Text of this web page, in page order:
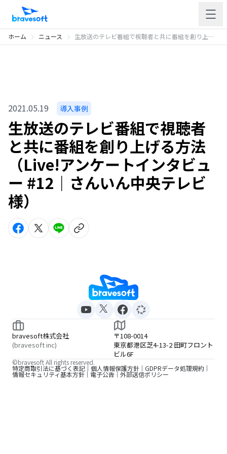
ホーム ニュース 生放送のテレビ番組で視聴者と共に番組を創り上げる方法（Live!アンケートインタビュー #12｜さんいん中央テレビ様）
2021.05.19 導入事例
生放送のテレビ番組で視聴者
と共に番組を創り上げる方法
（Live!アンケートインタビュ
ー #12｜さんいん中央テレビ
様）
bravesoft株式会社
(bravesoft inc)
〒108-0014
東京都港区芝4-13-2 田町フロント
ビル6F
特定商取引法に基づく表記 個人情報保護方針 GDPRデータ処理規約
情報セキュリティ基本方針 電子公告 外部送信ポリシー
©bravesoft All rights reserved.